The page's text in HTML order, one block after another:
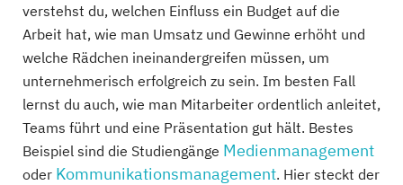
verstehst du, welchen Einfluss ein Budget auf die
Arbeit hat, wie man Umsatz und Gewinne erhöht und
welche Rädchen ineinandergreifen müssen, um
unternehmerisch erfolgreich zu sein. Im besten Fall
lernst du auch, wie man Mitarbeiter ordentlich anleitet,
Teams führt und eine Präsentation gut hält. Bestes
Beispiel sind die Studiengänge Medienmanagement
oder Kommunikationsmanagement. Hier steckt der